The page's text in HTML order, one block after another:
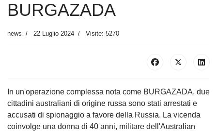
BURGAZADA
news 22 Luglio 2024 Visite: 5270
In un'operazione complessa nota come BURGAZADA, due
cittadini australiani di origine russa sono stati arrestati e
accusati di spionaggio a favore della Russia. La vicenda
coinvolge una donna di 40 anni, militare dell'Australian